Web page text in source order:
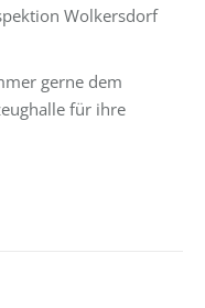
Wolkersdorf
gerne dem
für ihre